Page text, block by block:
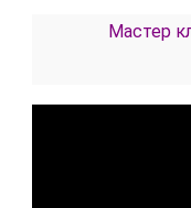
Мастер